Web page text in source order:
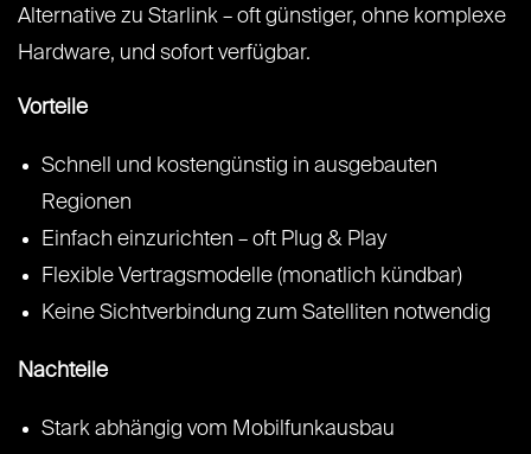
Alternative zu Starlink – oft günstiger, ohne komplexe
Hardware, und sofort verfügbar.
Vorteile
Schnell und kostengünstig in ausgebauten
Regionen
Einfach einzurichten – oft Plug & Play
Flexible Vertragsmodelle (monatlich kündbar)
Keine Sichtverbindung zum Satelliten notwendig
Nachteile
Stark abhängig vom Mobilfunkausbau